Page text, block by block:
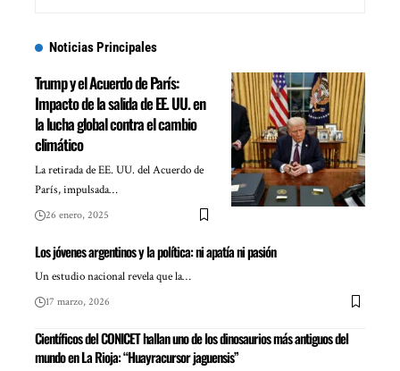
Noticias Principales
Trump y el Acuerdo de París:
Impacto de la salida de EE. UU. en
la lucha global contra el cambio
climático
La retirada de EE. UU. del Acuerdo de
París, impulsada…
26 enero, 2025
Los jóvenes argentinos y la política: ni apatía ni pasión
Un estudio nacional revela que la…
17 marzo, 2026
Científicos del CONICET hallan uno de los dinosaurios más antiguos del
mundo en La Rioja: “Huayracursor jaguensis”